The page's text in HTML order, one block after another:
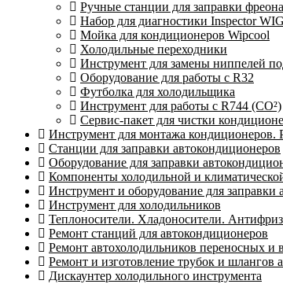
Ручные станции для заправки фреона
Набор для диагностики Inspector
Мойка для кондиционеров Wipcool
Холодильные переходники
Инструмент для замены ниппелей
Оборудование для работы с R32
Футболка для холодильщика
Инструмент для работы с R744 (CO²)
Сервис-пакет для чистки
Инструмент для монтажа кондиционеров.
Станции для заправки автокондиционеров
Оборудование для заправки
Компоненты холодильной и
Инструмент и оборудование для
Инструмент для холодильников
Теплоносители. Хладоносители.
Ремонт станций для автокондиционеров
Ремонт автохолодильников переносных и
Ремонт и изготовление трубок и шлангов
Дискаунтер холодильного инструмента